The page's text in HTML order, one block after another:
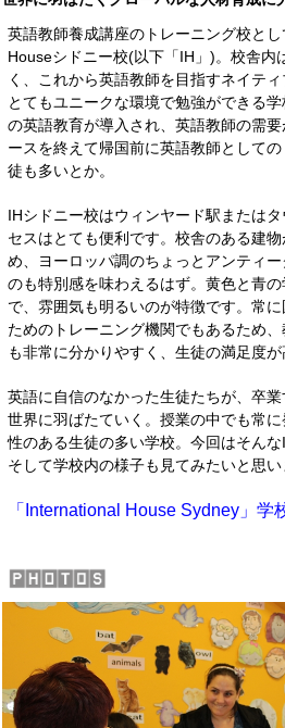
英語教師養成講座のトレーニング校と
Houseシドニー校(以下「IH」)。校舎内
く、これから英語教師を目指すネイテ
とてもユニークな環境で勉強ができる
の英語教育が導入され、英語教師の需
ースを終えて帰国前に英語教師として
徒も多いとか。
IHシドニー校はウィンヤード駅または
セスはとても便利です。校舎のある建
め、ヨーロッパ調のちょっとアンティ
のも特別感を味わえるはず。黄色と青
で、雰囲気も明るいのが特徴です。常
ためのトレーニング機関でもあるため
も非常に分かりやすく、生徒の満足度が
英語に自信のなかった生徒たちが、卒業
世界に羽ばたていく。授業の中でも常
性のある生徒の多い学校。 今回はそんな
そして学校内の様子も見てみたいと思い
「International House Sydney」学